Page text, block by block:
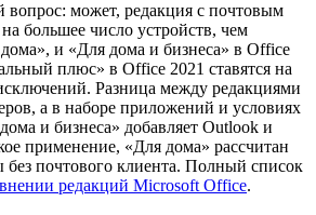
вопрос: может, редакция с почтовым
большее число устройств, чем
и «Для дома и бизнеса» в Office
плюс» в Office 2021 ставятся на
Разница между редакциями
а в наборе приложений и условиях
и бизнеса» добавляет Outlook и
применение, «Для дома» рассчитан
почтового клиента. Полный список
редакций Microsoft Office.